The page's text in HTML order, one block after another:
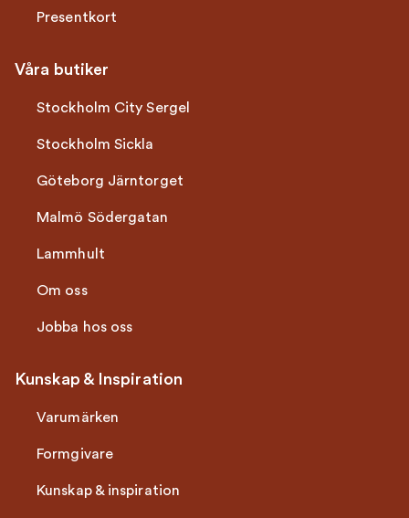
Presentkort
Våra butiker
Stockholm City Sergel
Stockholm Sickla
Göteborg Järntorget
Malmö Södergatan
Lammhult
Om oss
Jobba hos oss
Kunskap & Inspiration
Varumärken
Formgivare
Kunskap & inspiration